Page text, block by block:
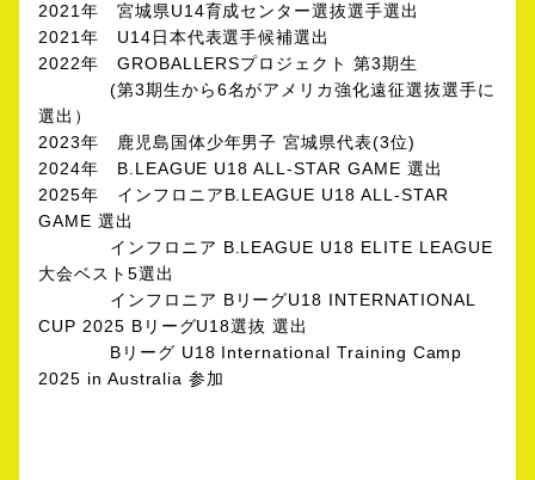
2021年 宮城県U14育成センター選抜選手選出
2021年 U14日本代表選手候補選出
2022年 GROBALLERSプロジェクト 第3期生
(第3期生から6名がアメリカ強化遠征選抜選手に
選出）
2023年 鹿児島国体少年男子 宮城県代表(3位)
2024年 B.LEAGUE U18 ALL-STAR GAME 選出
2025年 インフロニアB.LEAGUE U18 ALL-STAR
GAME 選出
インフロニア B.LEAGUE U18 ELITE LEAGUE
大会ベスト5選出
インフロニア BリーグU18 INTERNATIONAL
CUP 2025 BリーグU18選抜 選出
Bリーグ U18 International Training Camp
2025 in Australia 参加